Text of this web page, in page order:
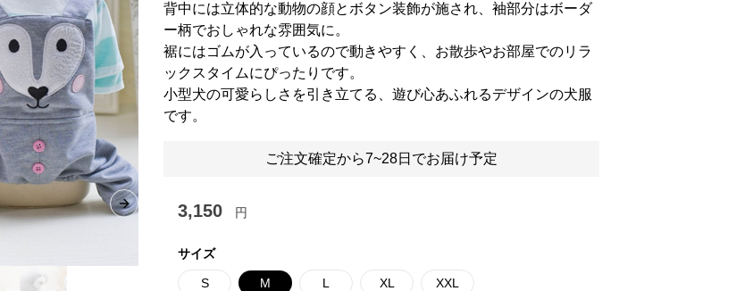
Next slide
背中には立体的な動物の顔とボタン装飾が施され、袖部分はボーダ
ー柄でおしゃれな雰囲気に。
裾にはゴムが入っているので動きやすく、お散歩やお部屋でのリラ
ックスタイムにぴったりです。
小型犬の可愛らしさを引き立てる、遊び心あふれるデザインの犬服
です。
ご注文確定から7~28日でお届け予定
3,150 円
サイズ
S M L XL XXL